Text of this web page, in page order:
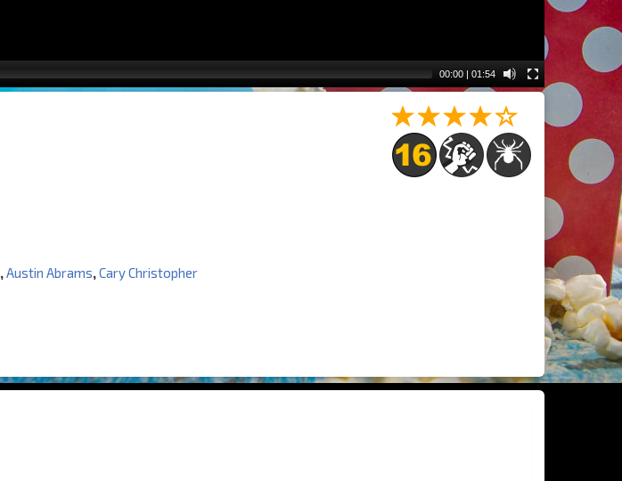
00:00 | 01:54
,Austin Abrams,Cary Christopher